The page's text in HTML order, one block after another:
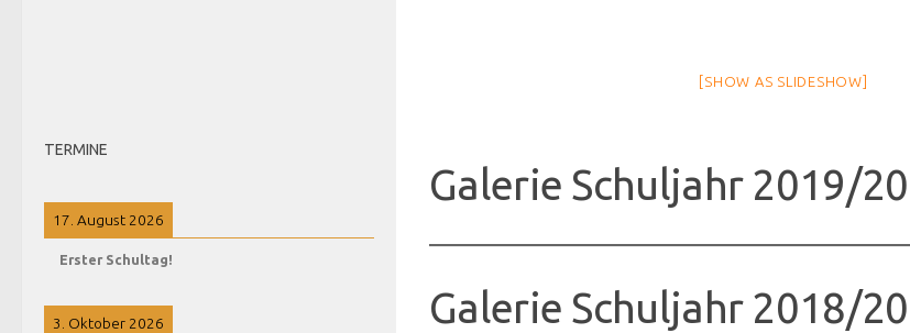
[SHOW AS SLIDESHOW]
Galerie Schuljahr 2019/
Galerie Schuljahr 2018/
TERMINE
17. August 2026
Erster Schultag!
3. Oktober 2026